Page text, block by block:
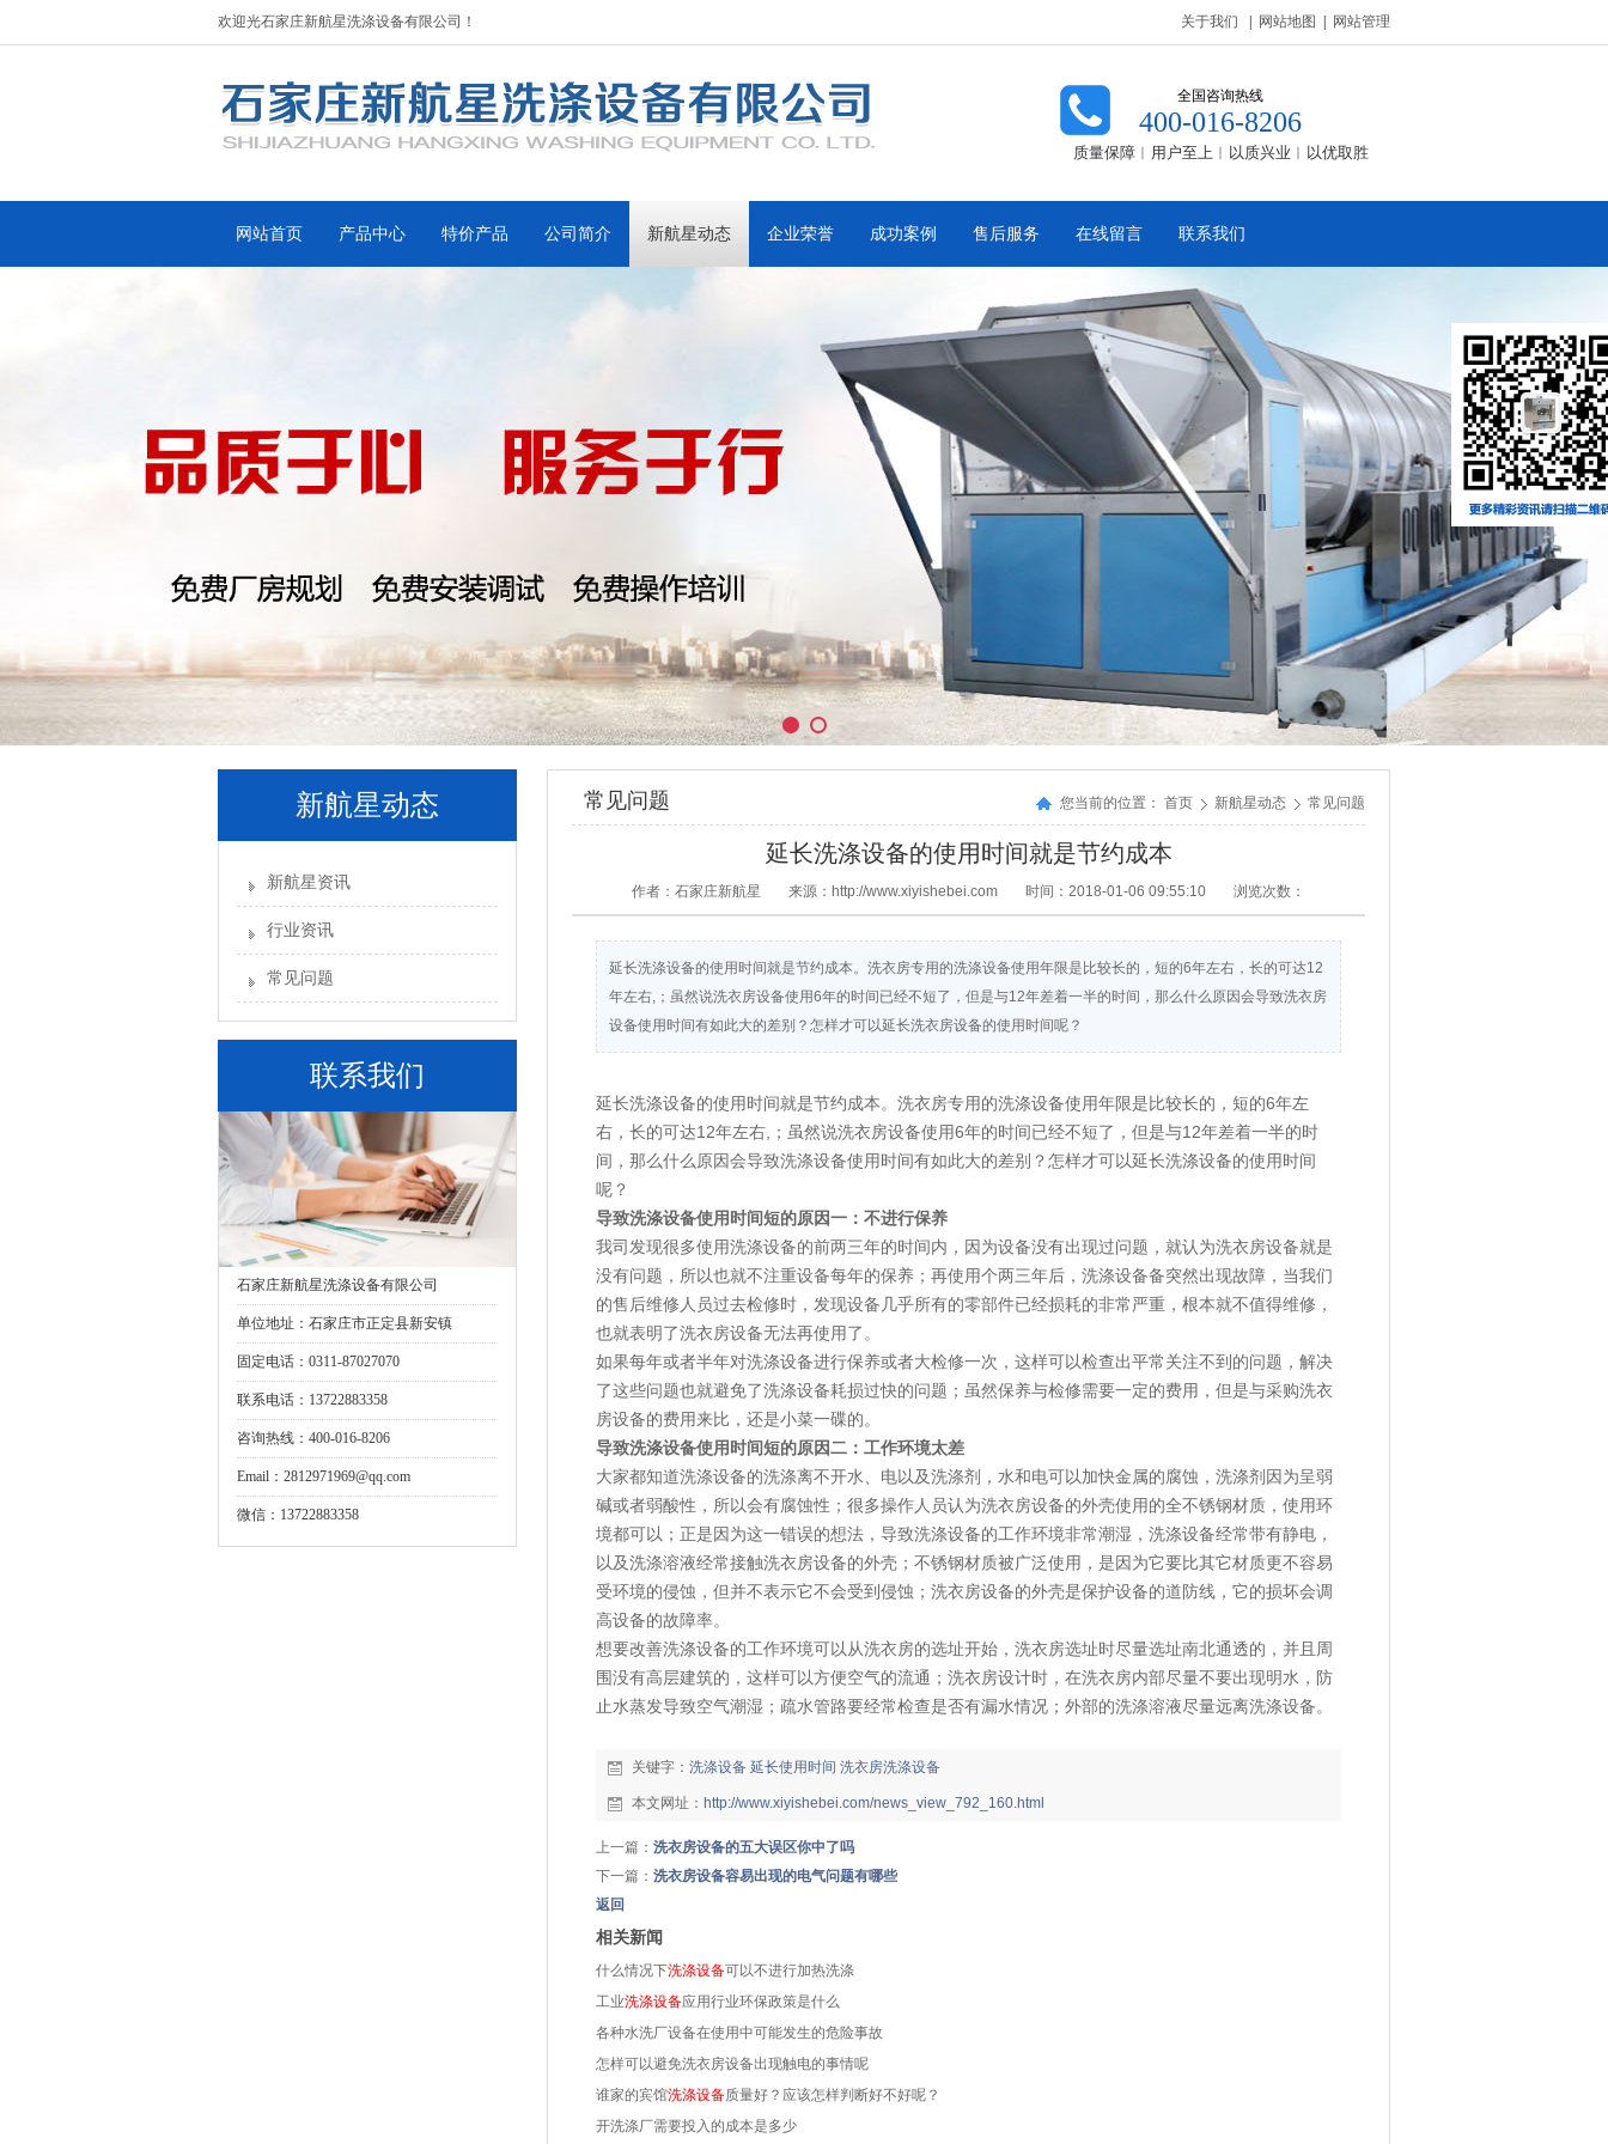
欢迎光石家庄新航星洗涤设备有限公司！ 关于我们 网站地图 网站管理
全国咨询热线
400-016-8206
质量保障︱用户至上︱以质兴业︱以优取胜
网站首页 产品中心 特价产品 公司简介 新航星动态 企业荣誉 成功案例 售后服务 在线留言 联系我们
新航星动态
新航星资讯
行业资讯
常见问题
联系我们
石家庄新航星洗涤设备有限公司
单位地址：石家庄市正定县新安镇
固定电话：0311-87027070
联系电话：13722883358
咨询热线：400-016-8206
Email：2812971969@qq.com
微信：13722883358
常见问题 您当前的位置： 首页 新航星动态 常见问题
延长洗涤设备的使用时间就是节约成本
作者：石家庄新航星 来源：http://www.xiyishebei.com 时间：2018-01-06 09:55:10 浏览次数：
延长洗涤设备的使用时间就是节约成本。洗衣房专用的洗涤设备使用年限是比较长的，短的6年左右，长的可达12
年左右,；虽然说洗衣房设备使用6年的时间已经不短了，但是与12年差着一半的时间，那么什么原因会导致洗衣房
设备使用时间有如此大的差别？怎样才可以延长洗衣房设备的使用时间呢？
延长洗涤设备的使用时间就是节约成本。 洗衣房专用的洗涤设备使用年限是比较长的，短的6年左
右，长的可达12年左右,；虽然说洗衣房设备使用6年的时间已经不短了，但是与12年差着一半的时
间，那么什么原因会导致洗涤设备使用时间有如此大的差别？怎样才可以延长洗涤设备的使用时间
呢？
导致洗涤设备使用时间短的原因一：不进行保养
我司发现很多使用洗涤设备的前两三年的时间内，因为设备没有出现过问题，就认为洗衣房设备就是
没有问题，所以也就不注重设备每年的保养；再使用个两三年后， 洗涤设备备突然出现故障，当我们
的售后维修人员过去检修时，发现设备几乎所有的零部件已经损耗的非常严重，根本就不值得维修，
也就表明了洗衣房设备无法再使用了。
如果每年或者半年对洗涤设备进行保养或者大检修一次，这样可以检查出平常关注不到的问题，解决
了这些问题也就避免了洗涤设备耗损过快的问题；虽然保养与检修需要一定的费用，但是与采购洗衣
房设备的费用来比，还是小菜一碟的。
导致洗涤设备使用时间短的原因二：工作环境太差
大家都知道洗涤设备的洗涤离不开水、电以及洗涤剂，水和电可以加快金属的腐蚀，洗涤剂因为呈弱
碱或者弱酸性，所以会有腐蚀性；很多操作人员认为洗衣房设备的外壳使用的全不锈钢材质，使用环
境都可以；正是因为这一错误的想法，导致洗涤设备的工作环境非常潮湿， 洗涤设备经常带有静电，
以及洗涤溶液经常接触洗衣房设备的外壳；不锈钢材质被广泛使用，是因为它要比其它材质更不容易
受环境的侵蚀，但并不表示它不会受到侵蚀；洗衣房设备的外壳是保护设备的道防线，它的损坏会调
高设备的故障率。
想要改善洗涤设备的工作环境可以从洗衣房的选址开始，洗衣房选址时尽量选址南北通透的，并且周
围没有高层建筑的，这样可以方便空气的流通；洗衣房设计时，在洗衣房内部尽量不要出现明水，防
止水蒸发导致空气潮湿；疏水管路要经常检查是否有漏水情况；外部的洗涤溶液尽量远离洗涤设备。
关键字： 洗涤设备 延长使用时间 洗衣房洗涤设备
本文网址： http://www.xiyishebei.com/news_view_792_160.html
上一篇： 洗衣房设备的五大误区你中了吗
下一篇： 洗衣房设备容易出现的电气问题有哪些
返回
相关新闻
什么情况下洗涤设备可以不进行加热洗涤
工业洗涤设备应用行业环保政策是什么
各种水洗厂设备在使用中可能发生的危险事故
怎样可以避免洗衣房设备出现触电的事情呢
谁家的宾馆洗涤设备质量好？应该怎样判断好不好呢？
开洗涤厂需要投入的成本是多少